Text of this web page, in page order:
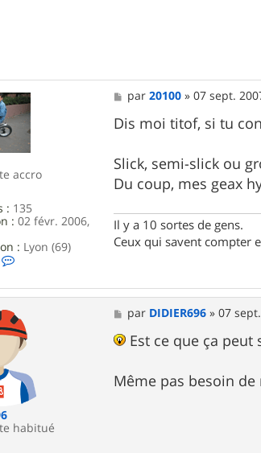
1
0
0
accro
: 135
: 02 févr. 2006,
: Lyon (69)
n
t
c
t
e
2
0
1
0
M
e
s
s
g
e
par20100 »07 sept.
Dis moi titof, si tu
Slick, semi-slick ou
Du coup, mes geax
Il y a 10 sortes de gens.
Ceux qui savent compter
habitué
M
e
s
g
e
par DIDIER696 »07
Est ce que ça peut
Même pas besoin